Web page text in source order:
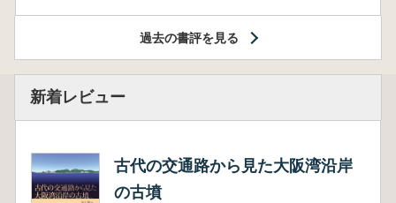
過去の書評を見る
新着レビュー
古代の交通路から見た大阪湾沿岸
の古墳